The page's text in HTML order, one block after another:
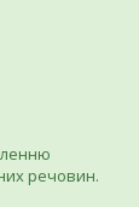
речовин.